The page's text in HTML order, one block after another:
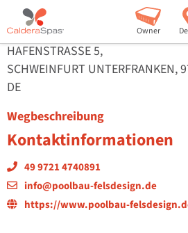
Owner
Poolbau &
HAFENSTRASSE 5,
SCHWEINFURT UNTERFRANKEN,
DE
Wegbeschreibung
Kontaktinformationen
49 9721 4740891
info@poolbau-felsdesign.de
https://www.poolbau-